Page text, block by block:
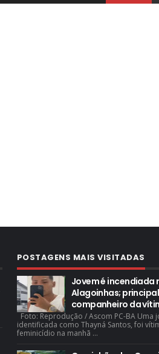
POSTAGENS MAIS VISITADAS
Jovem é incendiada
Alagoinhas;
companheiro da
Foto: Reprodução / Ascom PC-BA Uma
identificada como Thayná Santos, foi
feminicídio na manhã ...